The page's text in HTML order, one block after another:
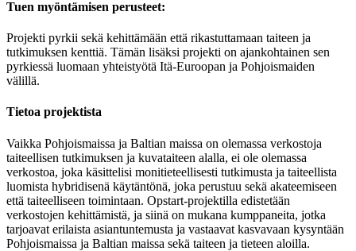
Tuen myöntämisen perusteet:
Projekti pyrkii sekä kehittämään että rikastuttamaan taiteen ja
tutkimuksen kenttiä. Tämän lisäksi projekti on ajankohtainen sen
pyrkiessä luomaan yhteistyötä Itä-Euroopan ja Pohjoismaiden
välillä.
Tietoa projektista
Vaikka Pohjoismaissa ja Baltian maissa on olemassa verkostoja
taiteellisen tutkimuksen ja kuvataiteen alalla, ei ole olemassa
verkostoa, joka käsittelisi monitieteellisesti tutkimusta ja taiteellista
luomista hybridisenä käytäntönä, joka perustuu sekä akateemiseen
että taiteelliseen toimintaan. Opstart-projektilla edistetään
verkostojen kehittämistä, ja siinä on mukana kumppaneita, jotka
tarjoavat erilaista asiantuntemusta ja vastaavat kasvavaan kysyntään
Pohjoismaissa ja Baltian maissa sekä taiteen ja tieteen aloilla.